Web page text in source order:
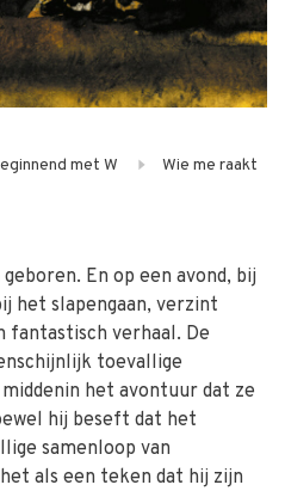
met W Wie me raakt
En op een avond, bij
het slapengaan, verzint
fantastisch verhaal. De
toevallige
het avontuur dat ze
hij beseft dat het
samenloop van
als een teken dat hij zijn